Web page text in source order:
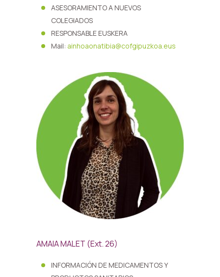
ASESORAMIENTO A NUEVOS
COLEGIADOS
RESPONSABLE EUSKERA
Mail: ainhoaonatibia@cofgipuzkoa.eus
AMAIA MALET (Ext. 26)
INFORMACIÓN DE MEDICAMENTOS Y